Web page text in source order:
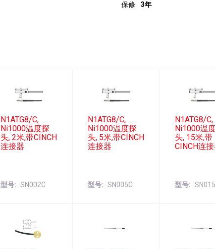
保修
3年
N1ATG8/C,
Ni1000温度探
头, 2米,带CINCH
连接器
型号 SN002C
N1ATG8/C,
Ni1000温度探
头, 5米,带CINCH
连接器
型号 SN005C
N1ATG8/C,
Ni1000温
头, 15米,带
CINCH连
型号